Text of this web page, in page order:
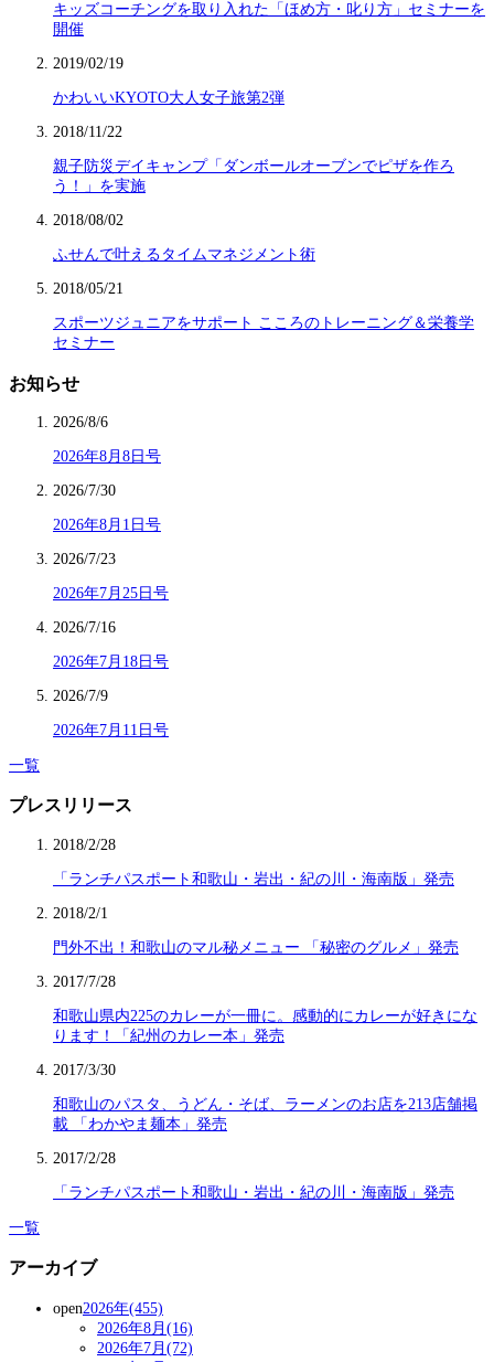
キッズコーチングを取り入れた「ほめ方・叱り方」セミナーを
開催
2019/02/19
かわいいKYOTO大人女子旅第2弾
2018/11/22
親子防災デイキャンプ「ダンボールオーブンでピザを作ろ
う！」を実施
2018/08/02
ふせんで叶えるタイムマネジメント術
2018/05/21
スポーツジュニアをサポート こころのトレーニング＆栄養学
セミナー
お知らせ
2026/8/6
2026年8月8日号
2026/7/30
2026年8月1日号
2026/7/23
2026年7月25日号
2026/7/16
2026年7月18日号
2026/7/9
2026年7月11日号
一覧
プレスリリース
2018/2/28
「ランチパスポート和歌山・岩出・紀の川・海南版」発売
2018/2/1
門外不出！和歌山のマル秘メニュー 「秘密のグルメ」発売
2017/7/28
和歌山県内225のカレーが一冊に。感動的にカレーが好きにな
ります！「紀州のカレー本」発売
2017/3/30
和歌山のパスタ、うどん・そば、ラーメンのお店を213店舗掲
載 「わかやま麺本」発売
2017/2/28
「ランチパスポート和歌山・岩出・紀の川・海南版」発売
一覧
アーカイブ
open2026年(455)
2026年8月(16)
2026年7月(72)